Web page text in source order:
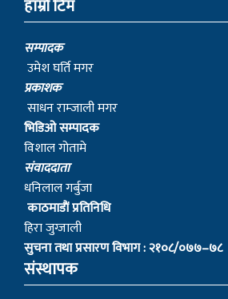
हाम्रो टिम
सम्पादक
उमेश घर्ति मगर
प्रकाशक
साधन राम्जाली मगर
भिडिओ सम्पादक
विशाल गोतामे
स‌ंवाददाता
धनिलाल गर्बुजा
काठमाडाैं प्रतिनिधि
हिरा जुग्जाली
सुचना तथा प्रसारण विभाग : २१०८/०७७–७८
संस्थापक